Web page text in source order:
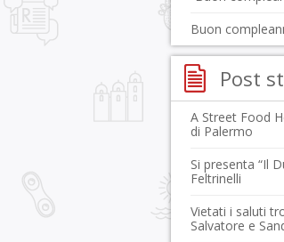
Buon
Post
A Street Food
di Palermo
Si presenta “Il
Feltrinelli
Vietati i saluti
Salvatore e